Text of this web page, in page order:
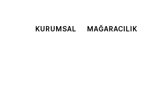
KURUMSAL MAĞARACILIK